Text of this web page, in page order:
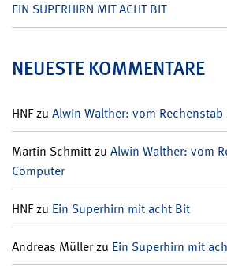
EIN SUPERHIRN MIT ACHT BIT
NEUESTE KOMMENTARE
HNFzu Alwin Walther: vom
Martin Schmittzu Alwin Walther: vom
Computer
HNFzu Ein Superhirn mit acht Bit
Andreas Müllerzu Ein Superhirn mit